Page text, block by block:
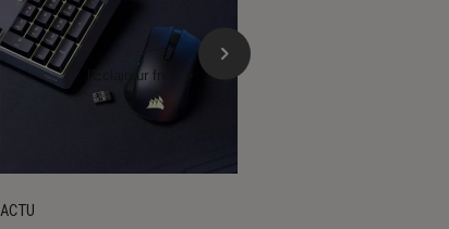
ACTU
l'Éclaireur fnac">